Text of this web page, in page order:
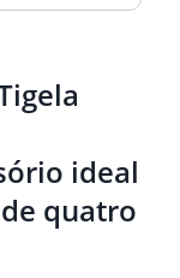
ideal
quatro